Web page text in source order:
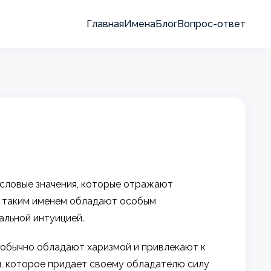
ГлавнаяИменаБлогВопрос-ответ
значения, которые отражают
таким именем обладают особым
интуицией.
обладают харизмой и привлекают к
которое придает своему обладателю силу